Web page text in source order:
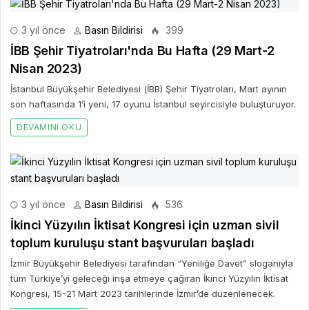
3 yıl önce Basın Bildirisi 399
İBB Şehir Tiyatroları'nda Bu Hafta (29 Mart-2
Nisan 2023)
İstanbul Büyükşehir Belediyesi (İBB) Şehir Tiyatroları, Mart ayının
son haftasında 1’i yeni, 17 oyunu İstanbul seyircisiyle buluşturuyor.
DEVAMINI OKU
3 yıl önce Basın Bildirisi 536
İkinci Yüzyılın İktisat Kongresi için uzman sivil
toplum kuruluşu stant başvuruları başladı
İzmir Büyükşehir Belediyesi tarafından “Yeniliğe Davet” sloganıyla
tüm Türkiye’yi geleceği inşa etmeye çağıran İkinci Yüzyılın İktisat
Kongresi, 15-21 Mart 2023 tarihlerinde İzmir’de düzenlenecek.